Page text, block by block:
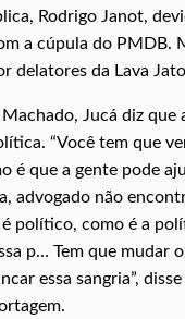
Rodrigo Janot,
a cúpula do PMDB.
delatores da Lava
Machado, Jucá diz que
“Você tem que
é que a gente pode
advogado não
político, como é a
p… Tem que mudar
essa sangria”, disse